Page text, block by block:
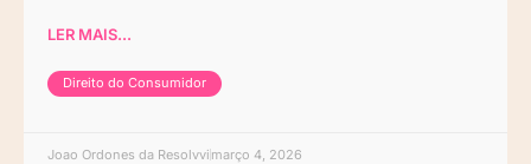
LER MAIS...
Direito do Consumidor
Joao Ordones da Resolvvi março 4, 2026